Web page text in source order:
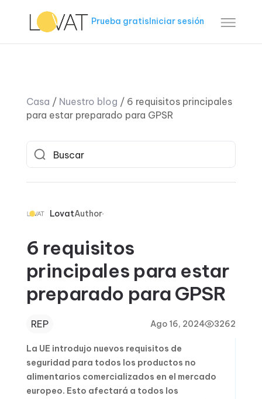
Prueba gratisIniciar sesión
Casa / Nuestro blog / 6 requisitos principales
para estar preparado para GPSR
LovatAuthor
6 requisitos
principales para estar
preparado para GPSR
REP Ago 16, 2024 3262
La UE introdujo nuevos requisitos de
seguridad para todos los productos no
alimentarios comercializados en el mercado
europeo. Esto afectará a todos los